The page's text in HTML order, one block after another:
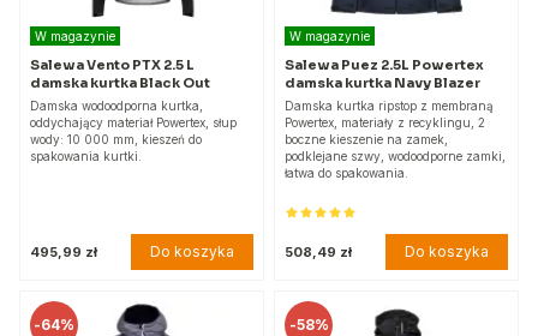
W magazynie
Salewa Vento PTX 2.5 L
damska kurtka Black Out
Damska wodoodporna kurtka,
oddychający materiał Powertex, słup
wody: 10 000 mm, kieszeń do
spakowania kurtki.
495,99 zł Do koszyka
W magazynie
Salewa Puez 2.5L Powertex
damska kurtka Navy Blazer
Damska kurtka ripstop z membraną
Powertex, materiały z recyklingu, 2
boczne kieszenie na zamek,
podklejane szwy, wodoodporne zamki,
łatwa do spakowania.
508,49 zł Do koszyka
-64% -58%